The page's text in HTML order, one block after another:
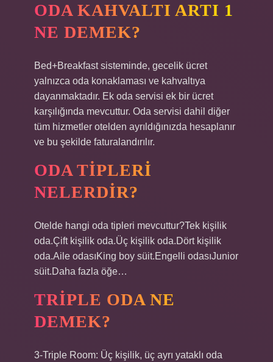
ODA KAHVALTI ARTI 1
NE DEMEK?
Bed+Breakfast sisteminde, gecelik ücret
yalnızca oda konaklaması ve kahvaltıya
dayanmaktadır. Ek oda servisi ek bir ücret
karşılığında mevcuttur. Oda servisi dahil diğer
tüm hizmetler otelden ayrıldığınızda hesaplanır
ve bu şekilde faturalandırılır.
ODA TIPLERI
NELERDIR?
Otelde hangi oda tipleri mevcuttur?Tek kişilik
oda.Çift kişilik oda.Üç kişilik oda.Dört kişilik
oda.Aile odasıKing boy süit.Engelli odasıJunior
süit.Daha fazla öğe…
TRIPLE ODA NE
DEMEK?
3-Triple Room: Üç kişilik, üç ayrı yataklı oda